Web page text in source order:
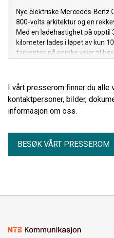
Nye elektriske Mercedes-Benz
800-volts arkitektur og en
Med en ladehastighet på opptil
kilometer lades i løpet av kun
forventes på norske veier til
I vårt presserom finner du
kontaktpersoner, bilder,
informasjon om oss.
BESØK VÅRT PRESSEROM